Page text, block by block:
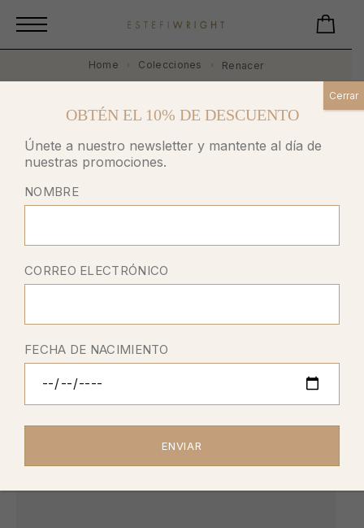
Home Colecciones Renacer
RENACER
Showing 1–12 of 15 results
OBTÉN EL 10% DE DESCUENTO
Únete a nuestro newsletter y mantente al día de
nuestras promociones.
NOMBRE
CORREO ELECTRÓNICO
FECHA DE NACIMIENTO
Cerrar